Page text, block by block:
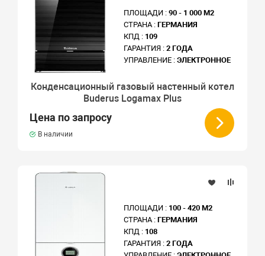
ПЛОЩАДИ :90 - 1 000 М2
СТРАНА :ГЕРМАНИЯ
КПД : 109
ГАРАНТИЯ :2 ГОДА
УПРАВЛЕНИЕ :ЭЛЕКТРОННОЕ
Конденсационный газовый настенный котел
Buderus Logamax Plus
Цена по запросу
В наличии
ПЛОЩАДИ : 100 - 420 М2
СТРАНА :ГЕРМАНИЯ
КПД : 108
ГАРАНТИЯ :2 ГОДА